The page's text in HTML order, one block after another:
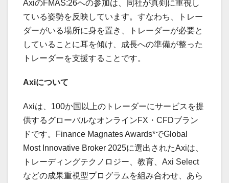
AxiのFMAS:26への参加は、同社が真剣に重視し
ている姿勢を反映しています。すなわち、トレー
ダーがいる場所に身を置き、トレーダーが必要と
していることに耳を傾け、成長への準備が整った
トレーダーを支援することです。
Axiについて
Axiは、100か国以上のトレーダーにサービスを提
供するグローバルなオンラインFX・CFDブラン
ドです。Finance Magnates Awards*でGlobal
Most Innovative Broker 2025に選出されたAxiは、
トレーディングテクノロジー、教育、Axi Select
などの成果重視型プログラムを組み合わせ、あら